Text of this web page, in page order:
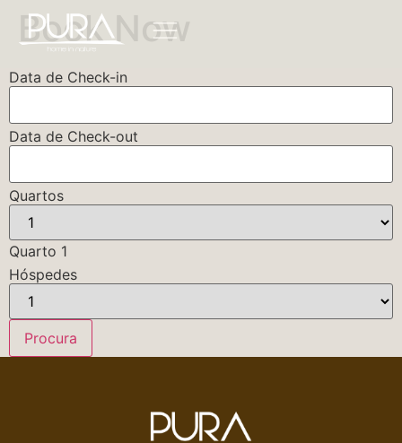
Book Now
Data de Check-in
Data de Check-out
Quartos
Quarto 1
Hóspedes
Procura